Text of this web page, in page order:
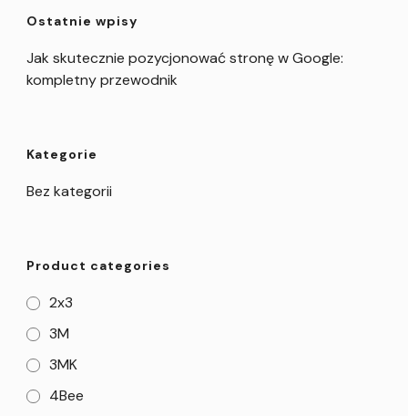
Ostatnie wpisy
Jak skutecznie pozycjonować stronę w Google:
kompletny przewodnik
Kategorie
Bez kategorii
Product categories
2x3
3M
3MK
4Bee